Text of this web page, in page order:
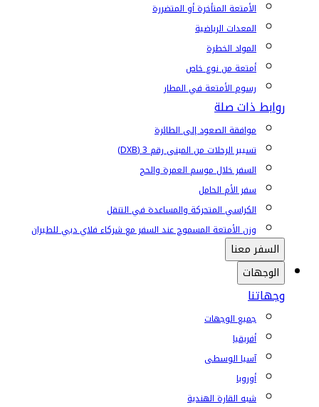
الأمتعة المتأخرة أو المتضررة
المعدات الرياضية
المواد الخطرة
أمتعة من نوع خاص
رسوم الأمتعة في المطار
روابط ذات صلة
موافقة الصعود إلى الطائرة
تسيير الرحلات من المبنى رقم 3 (DXB)
السفر خلال موسم العمرة والحج
سفر الأم الحامل
الكراسي المتحركة والمساعدة في التنقل
وزن الأمتعة المسموح عند السفر مع شركاء فلاي دبي للطيران
السفر معنا
الوجهات
وجهاتنا
جميع الوجهات
أفريقيا
آسيا الوسطى
أوروبا
شبه القارة الهندية